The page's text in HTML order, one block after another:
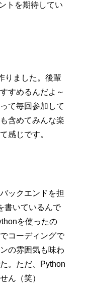
トを期待してい
りました。後輩
すめるんだよ～
て毎回参加して
含めてみんな楽
感じです。
ックエンドを担
書いているんで
を使ったの
コーディングで
の雰囲気も味わ
。ただ、Python
ん（笑）